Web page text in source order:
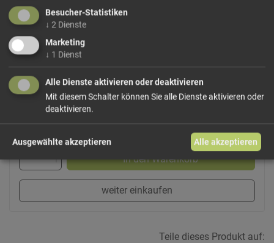
mehr Infos +
Dieses Produkt führen wir lose.
In den Warenkorb
weiter einkaufen
Teile dieses Produkt auf:
Besucher-Statistiken
↓ 2 Dienste
Marketing
↓ 1 Dienst
Alle Dienste aktivieren oder deaktivieren
Mit diesem Schalter können Sie alle Dienste aktivieren oder
deaktivieren.
Ausgewählte akzeptieren Alle akzeptieren